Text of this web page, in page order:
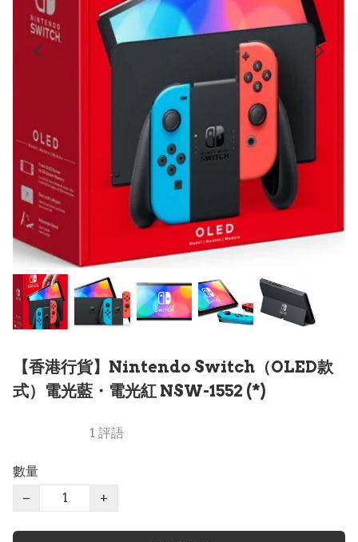
【香港行貨】Nintendo Switch（OLED款
式）電光藍・電光紅 NSW-1552 (*)
1 評語
數量
−
+